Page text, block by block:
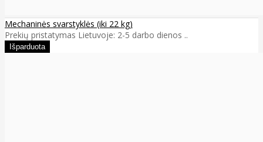
Mechaninės svarstyklės (iki 22 kg)
Prekių pristatymas Lietuvoje: 2-5 darbo dienos ..